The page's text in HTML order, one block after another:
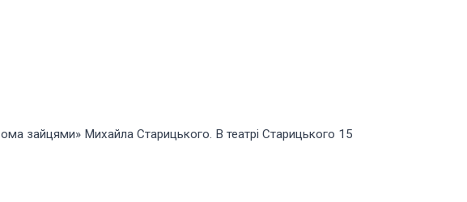
зайцями» Михайла Старицького. В театрі Старицького 15